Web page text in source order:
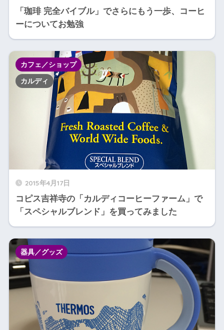
「珈琲 完全バイブル」でさらにもう一歩、コーヒ
ーについてお勉強
2015年4月17日
コピス吉祥寺の「カルディコーヒーファーム」で
「スペシャルブレンド」を買ってみました
カフェ／ショップ
カルディ
器具／グッズ